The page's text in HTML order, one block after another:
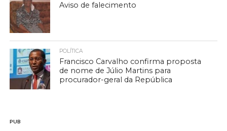
Aviso de falecimento
POLÍTICA
Francisco Carvalho confirma proposta
de nome de Júlio Martins para
procurador-geral da República
PUB